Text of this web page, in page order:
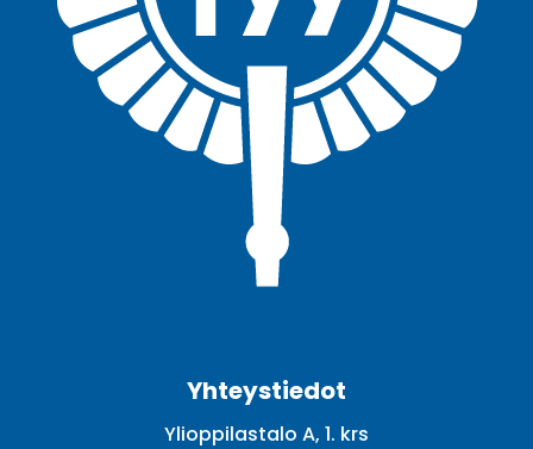
Yhteystiedot
Ylioppilastalo A, 1. krs